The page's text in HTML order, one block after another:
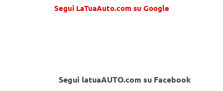
Segui LaTuaAuto.com su Google
Segui latuaAUTO.com su Facebook